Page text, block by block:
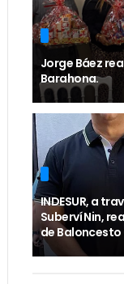
Jorge Báez
Barahona.
INDESUR, a
Suberví Nin,
de Baloncesto